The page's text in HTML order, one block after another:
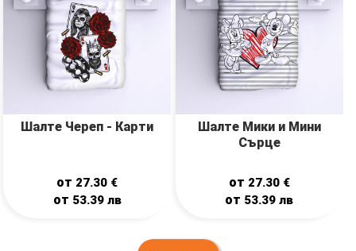
Шалте Череп - Карти
от 27.30 €
от 53.39 лв
Шалте Мики и Мини
Сърце
от 27.30 €
от 53.39лв